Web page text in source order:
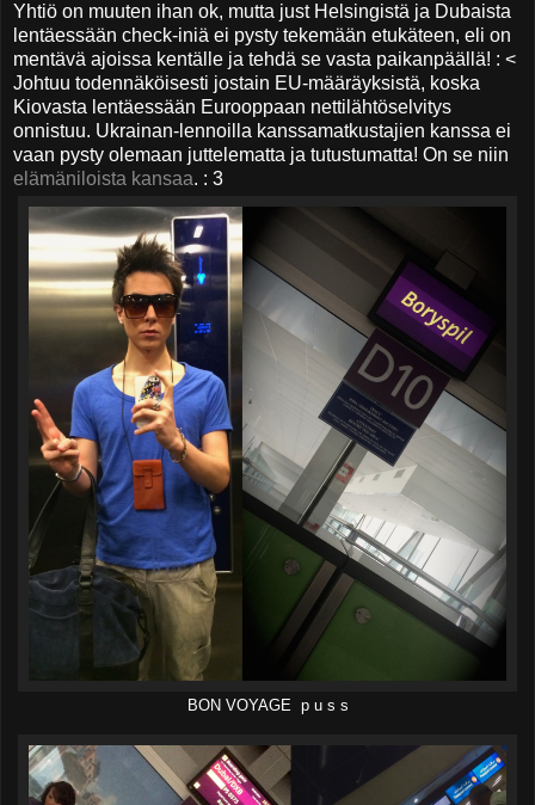
Yhtiö on muuten ihan ok, mutta just Helsingistä ja Dubaista
lentäessään check-iniä ei pysty tekemään etukäteen, eli on
mentävä ajoissa kentälle ja tehdä se vasta paikanpäällä! : <
Johtuu todennäköisesti jostain EU-määräyksistä, koska
Kiovasta lentäessään Eurooppaan nettilähtöselvitys
onnistuu. Ukrainan-lennoilla kanssamatkustajien kanssa ei
vaan pysty olemaan juttelematta ja tutustumatta! On se niin
elämäniloista kansaa. : 3
BON VOYAGE p u s s